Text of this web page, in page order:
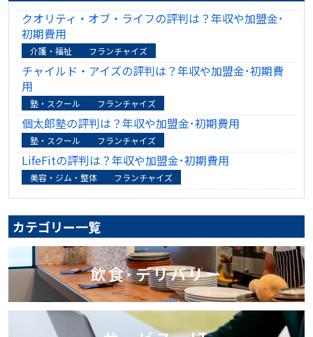
クオリティ・オブ・ライフの評判は？年収や加盟金･
初期費用
介護・福祉 フランチャイズ
チャイルド・アイズの評判は？年収や加盟金･初期費
用
塾・スクール フランチャイズ
個太郎塾の評判は？年収や加盟金･初期費用
塾・スクール フランチャイズ
LifeFitの評判は？年収や加盟金･初期費用
美容・ジム・整体 フランチャイズ
カテゴリー一覧
飲食･デリバリー